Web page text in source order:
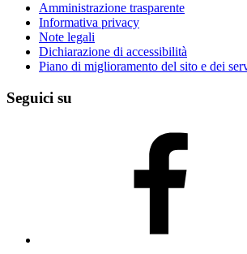
Amministrazione trasparente
Informativa privacy
Note legali
Dichiarazione di accessibilità
Piano di miglioramento del sito e dei
Seguici su